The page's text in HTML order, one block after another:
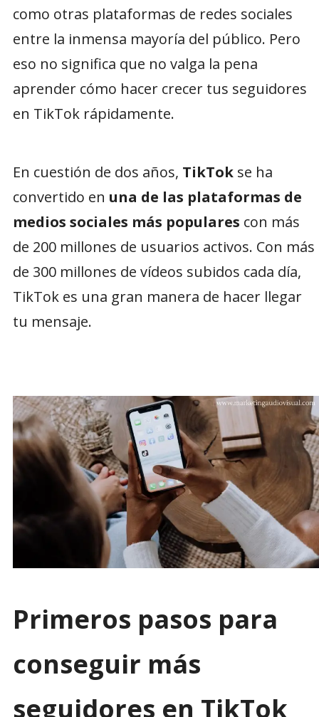
como otras plataformas de redes sociales
entre la inmensa mayoría del público. Pero
eso no significa que no valga la pena
aprender cómo hacer crecer tus seguidores
en TikTok rápidamente.
En cuestión de dos años, TikTok se ha
convertido en una de las plataformas de
medios sociales más populares con más
de 200 millones de usuarios activos. Con más
de 300 millones de vídeos subidos cada día,
TikTok es una gran manera de hacer llegar
tu mensaje.
Primeros pasos para
conseguir más
seguidores en TikTok